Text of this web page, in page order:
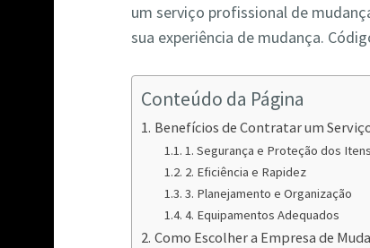
um serviço profissional de
sua experiência de mudança.
Conteúdo da Página
Benefícios de Contratar um
1. Segurança e Proteção dos Itens
2. Eficiência e Rapidez
3. Planejamento e Organização
4. Equipamentos Adequados
Como Escolher a Empresa de